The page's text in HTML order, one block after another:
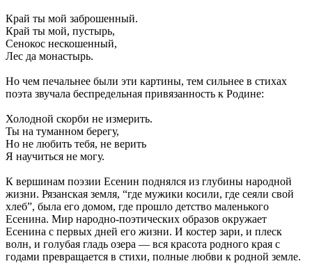
Край ты мой заброшенный.
Край ты мой, пустырь,
Сенокос нескошенный,
Лес да монастырь.
Но чем печальнее были эти картины, тем сильнее в стихах
поэта звучала беспредельная привязанность к Родине:
Холодной скорби не измерить.
Ты на туманном берегу,
Но не любить тебя, не верить
Я научиться не могу.
К вершинам поэзии Есенин поднялся из глубины народной
жизни. Рязанская земля, “где мужики косили, где сеяли свой
хлеб”, была его домом, где прошло детство маленького
Есенина. Мир народно-поэтических образов окружает
Есенина с первых дней его жизни. И костер зари, и плеск
волн, и голубая гладь озера — вся красота родного края с
годами превращается в стихи, полные любви к родной земле.